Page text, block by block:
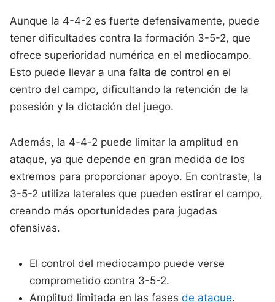
Aunque la 4-4-2 es fuerte defensivamente, puede
tener dificultades contra la formación 3-5-2, que
ofrece superioridad numérica en el mediocampo.
Esto puede llevar a una falta de control en el
centro del campo, dificultando la retención de la
posesión y la dictación del juego.
Además, la 4-4-2 puede limitar la amplitud en
ataque, ya que depende en gran medida de los
extremos para proporcionar apoyo. En contraste, la
3-5-2 utiliza laterales que pueden estirar el campo,
creando más oportunidades para jugadas
ofensivas.
El control del mediocampo puede verse
comprometido contra 3-5-2.
Amplitud limitada en las fasesde ataque.